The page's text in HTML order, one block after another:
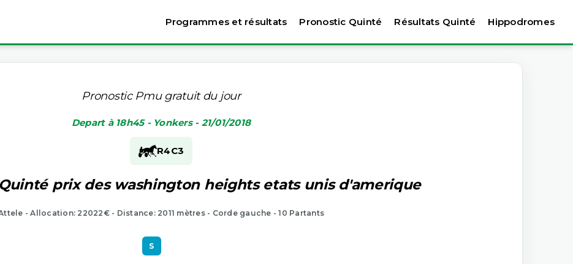
Programmes et résultats Pronostic Quinté Résultats Quinté Hippodromes
Pronostic Pmu gratuit du jour
Depart à 18h45 - Yonkers - 21/01/2018
R4C3
prix des washington heights etats unis d'amerique
- Allocation: 22022€ - Distance: 2011 mètres - Corde gauche - 10 Partants
S